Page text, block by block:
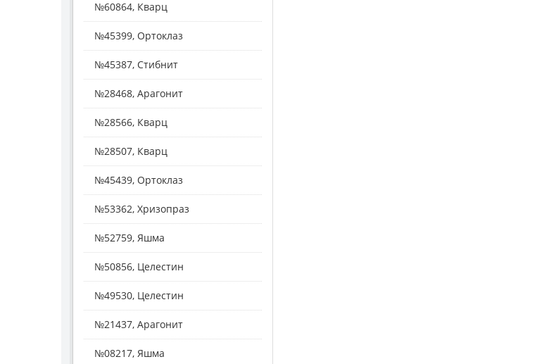
№60864, Кварц
№45399, Ортоклаз
№45387, Стибнит
№28468, Арагонит
№28566, Кварц
№28507, Кварц
№45439, Ортоклаз
№53362, Хризопраз
№52759, Яшма
№50856, Целестин
№49530, Целестин
№21437, Арагонит
№08217, Яшма